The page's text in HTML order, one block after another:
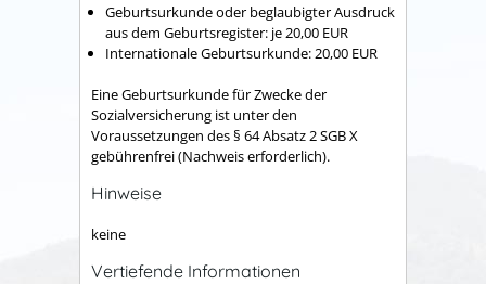
Geburtsurkunde oder beglaubigter Ausdruck
aus dem Geburtsregister: je 20,00 EUR
Internationale Geburtsurkunde: 20,00 EUR
Eine Geburtsurkunde für Zwecke der
Sozialversicherung ist unter den
Voraussetzungen des § 64 Absatz 2 SGB X
gebührenfrei (Nachweis erforderlich).
Hinweise
keine
Vertiefende Informationen